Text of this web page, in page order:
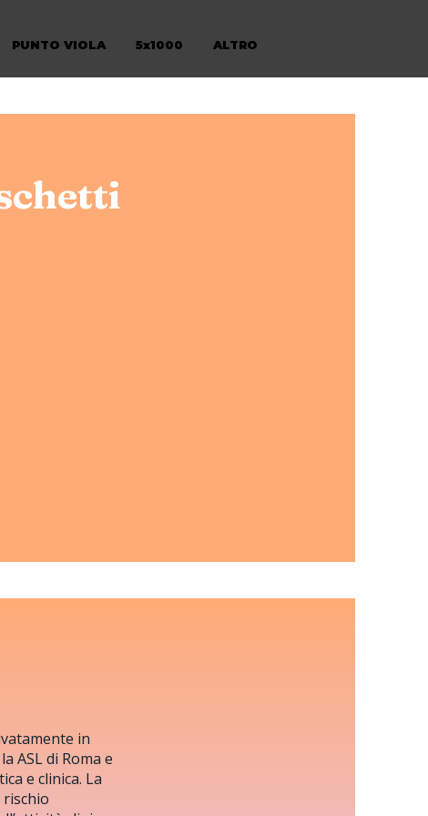
PUNTO VIOLA 5x1000 ALTRO
in
ASL di Roma e
e clinica. La